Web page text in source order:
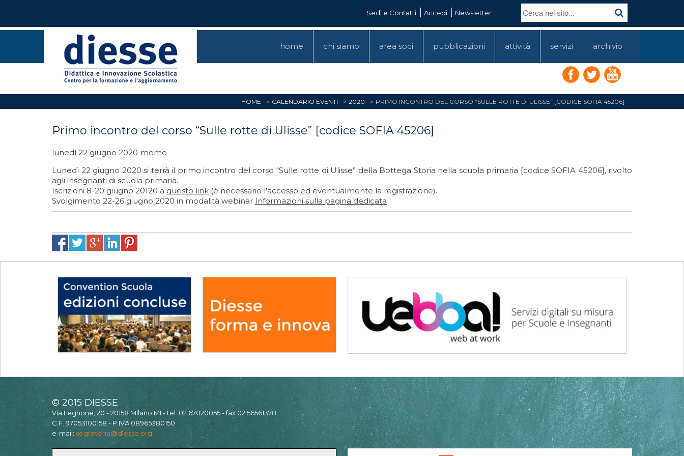
Sedi e Contatti Accedi Newsletter
home chi siamo area soci pubblicazioni attività servizi archivio
HOME CALENDARIO EVENTI 2020 PRIMO INCONTRO DEL CORSO “SULLE ROTTE DI ULISSE” [CODICE SOFIA 45206]
Primo incontro del corso “Sulle rotte di Ulisse” [codice SOFIA 45206]
lunedì 22 giugno 2020 memo
Lunedì 22 giugno 2020 si terrà il primo incontro del corso “Sulle rotte di Ulisse” della Bottega Storia nella scuola primaria [codice SOFIA 45206], rivolto
agli insegnanti di scuola primaria.
Iscrizioni 8-20 giugno 20120 a questo link (è necessario l'accesso ed eventualmente la registrazione).
Svolgimento 22-26 giugno 2020 in modalità webinar Informazioni sulla pagina dedicata
© 2015 DIESSE
Via Legnone, 20 - 20158 Milano MI - tel. 02 67020055 - fax 02 56561378
C.F. 97053100158 - P.IVA 08965380150
e-mail: segreteria@diesse.org